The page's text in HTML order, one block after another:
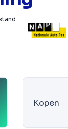
Kopen